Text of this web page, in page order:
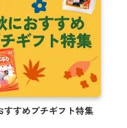
すすめプチギフト特集